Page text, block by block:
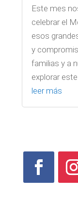
Este mes
celebrar el
esos
y
familias y a
explorar este
leer más